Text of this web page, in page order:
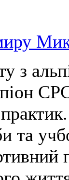
з
та